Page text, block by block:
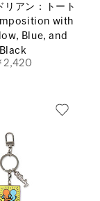
リアン：トート
with
Blue, and
Black
2,420